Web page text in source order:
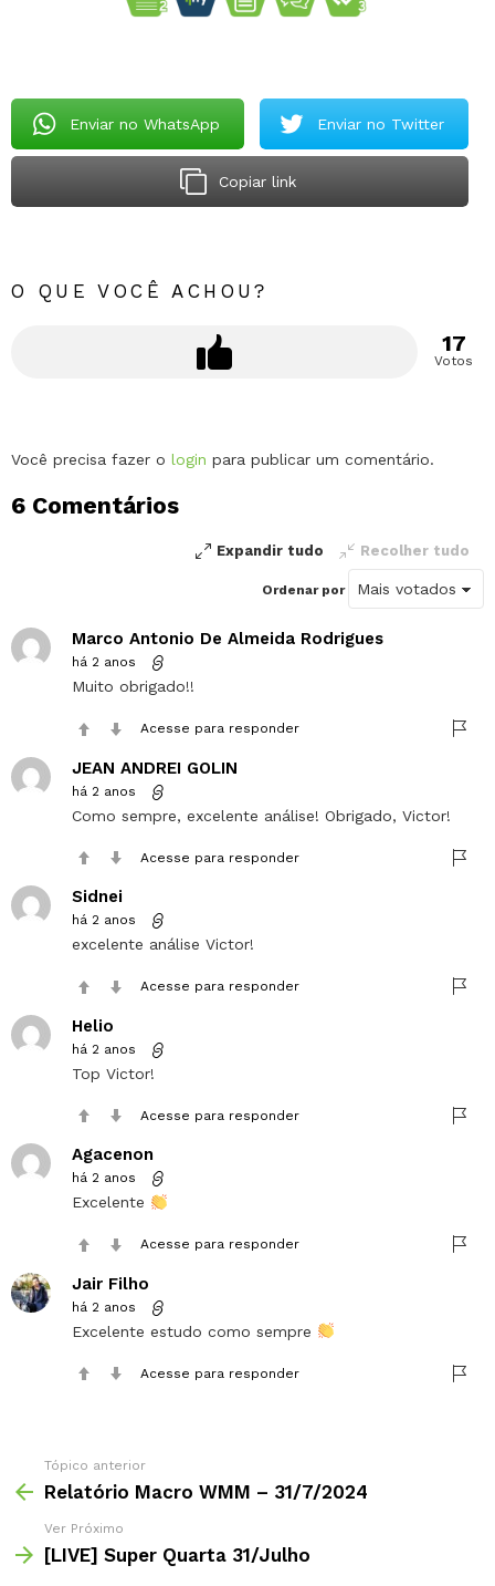
Enviar no WhatsApp Enviar no Twitter
Copiar link
O QUE VOCÊ ACHOU?
17
Votos
Deixe
comentário
Você precisa fazer o login para publicar um comentário.
6 Comentários
Expandir tudo Recolher tudo
Ordenar por
Marco Antonio De Almeida Rodrigues
há 2 anos
Muito obrigado!!
Acesse para responder
JEAN ANDREI GOLIN
há 2 anos
Como sempre, excelente análise! Obrigado, Victor!
Acesse para responder
Sidnei
há 2 anos
excelente análise Victor!
Acesse para responder
Helio
há 2 anos
Top Victor!
Acesse para responder
Agacenon
há 2 anos
Excelente
Acesse para responder
Jair Filho
há 2 anos
Excelente estudo como sempre
Acesse para responder
Tópico anterior
Relatório Macro WMM – 31/7/2024
Ver Próximo
[LIVE] Super Quarta 31/Julho